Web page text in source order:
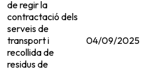
de regir la
contractació dels
serveis de
transport i
recollida de
residus de
04/09/2025